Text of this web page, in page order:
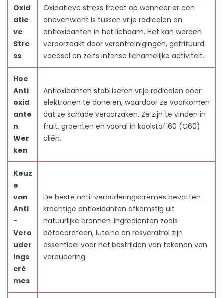
boost te geven naar een beter, gezonder leven.
Oxid
atie
ve
Stre
ss
Oxidatieve stress treedt op wanneer er een
onevenwicht is tussen vrije radicalen en
antioxidanten in het lichaam. Het kan worden
veroorzaakt door verontreinigingen, gefrituurd
voedsel en zelfs intense lichamelijke activiteit.
Hoe
Anti
oxid
ante
n
Wer
ken
Antioxidanten stabiliseren vrije radicalen door
elektronen te doneren, waardoor ze voorkomen
dat ze schade veroorzaken. Ze zijn te vinden in
fruit, groenten en vooral in koolstof 60 (C60)
oliën.
Keuz
e
van
Anti
-
Vero
uder
ings
crè
mes
De beste anti-verouderingscrèmes bevatten
krachtige antioxidanten afkomstig uit
natuurlijke bronnen. Ingrediënten zoals
bètacaroteen, luteïne en resveratrol zijn
essentieel voor het bestrijden van tekenen van
veroudering.